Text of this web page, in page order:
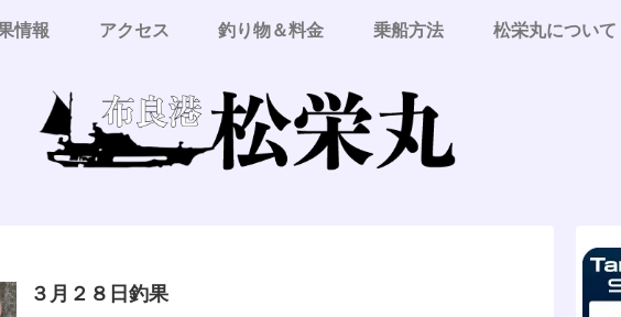
情報 アクセス 釣り物＆料金 乗船方法 松栄丸について
３月２８日釣果